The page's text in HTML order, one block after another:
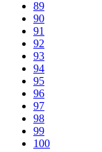
89
90
91
92
93
94
95
96
97
98
99
100